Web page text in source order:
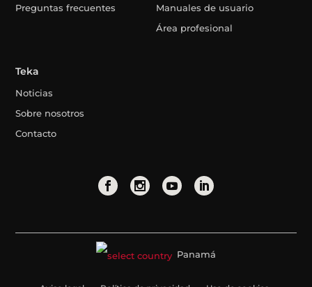
Preguntas frecuentes
Manuales de usuario
Área profesional
Teka
Noticias
Sobre nosotros
Contacto
Panamá